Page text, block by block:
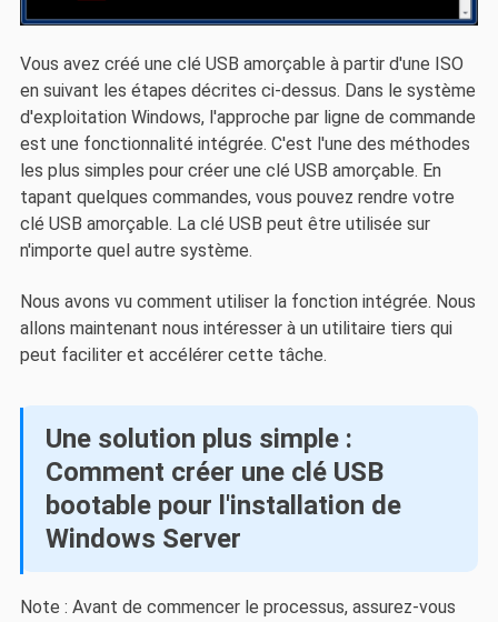
Vous avez créé une clé USB amorçable à partir d'une ISO
en suivant les étapes décrites ci-dessus. Dans le système
d'exploitation Windows, l'approche par ligne de commande
est une fonctionnalité intégrée. C'est l'une des méthodes
les plus simples pour créer une clé USB amorçable. En
tapant quelques commandes, vous pouvez rendre votre
clé USB amorçable. La clé USB peut être utilisée sur
n'importe quel autre système.
Nous avons vu comment utiliser la fonction intégrée. Nous
allons maintenant nous intéresser à un utilitaire tiers qui
peut faciliter et accélérer cette tâche.
Une solution plus simple :
Comment créer une clé USB
bootable pour l'installation de
Windows Server
Note : Avant de commencer le processus, assurez-vous